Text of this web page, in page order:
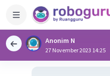
Anonim N
27 November 2023 14:25